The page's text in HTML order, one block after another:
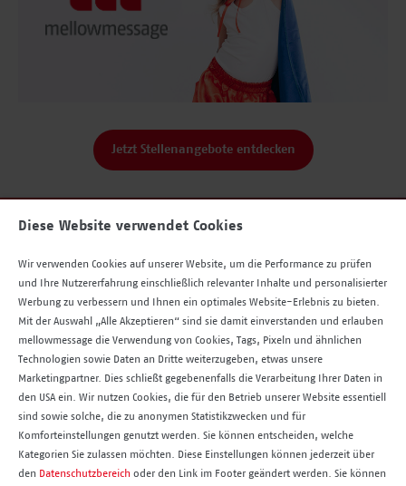
Jetzt Stellenangebote entdecken
UNSERE PARTNER
DIGITALE LÖSUNGEN
Übersicht
AGENTUR
Jobs
Team
MELLOWMESSAGE GROUP
rekordmarke
SpringWORK
Diese Website verwendet Cookies
Wir verwenden Cookies auf unserer Website, um die Performance zu prüfen
und Ihre Nutzererfahrung einschließlich relevanter Inhalte und personalisierter
Werbung zu verbessern und Ihnen ein optimales Website-Erlebnis zu bieten.
Mit der Auswahl „Alle Akzeptieren“ sind sie damit einverstanden und erlauben
mellowmessage die Verwendung von Cookies, Tags, Pixeln und ähnlichen
Technologien sowie Daten an Dritte weiterzugeben, etwas unsere
Marketingpartner. Dies schließt gegebenenfalls die Verarbeitung Ihrer Daten in
den USA ein. Wir nutzen Cookies, die für den Betrieb unserer Website essentiell
sind sowie solche, die zu anonymen Statistikzwecken und für
Komforteinstellungen genutzt werden. Sie können entscheiden, welche
Kategorien Sie zulassen möchten. Diese Einstellungen können jederzeit über
den Datenschutzbereich oder den Link im Footer geändert werden. Sie können